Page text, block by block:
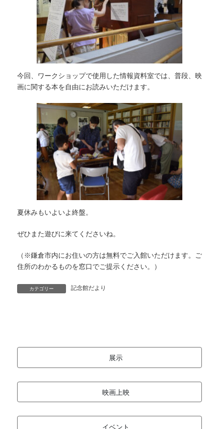
今回、ワークショップで使用した情報資料室では、普段、映
画に関する本を自由にお読みいただけます。
夏休みもいよいよ終盤。
ぜひまた遊びに来てくださいね。
（※鎌倉市内にお住いの方は無料でご入館いただけます。ご
住所のわかるものを窓口でご提示ください。）
カテゴリー 記念館だより
展示
映画上映
イベント